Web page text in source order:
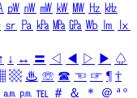
㎺ ㎻ ㎽ ㎾ ㎿ ㎐ ㎑
㏛ ㎩ ㎪ ㎫ ㎬ ㏝ ㏐
㏓
↑ ↓ ↔ 〓 ◁ ◀ ▷ ▶ ♤
▩ ♨ ☏ ☎ ☜ ☞ ¶ †
㏂ ㏘ ℡ ＃ ＆ ＊ ＠ ª º